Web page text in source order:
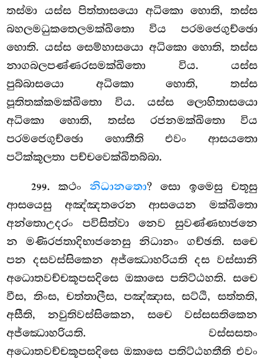
තස්මා යස්ස පිත්තාසයො අධිකො හොති, තස්ස
බහලමධුකතෙලමක්ඛිතො විය පරමජෙගුච්ඡො
හොති. යස්ස සෙම්හාසයො අධිකො හොති, තස්ස
නාගබලපණ්ණරසමක්ඛිතො විය. යස්ස
පුබ්බාසයො අධිකො හොති, තස්ස
පූතිතක්කමක්ඛිතො විය. යස්ස ලොහිතාසයො
අධිකො හොති, තස්ස රජනමක්ඛිතො විය
පරමජෙගුච්ඡො හොතීති එවං ආසයතො
පටික්කූලතා පච්චවෙක්ඛිතබ්බා.
299. කථංනිධානතො? සො ඉමෙසු චතූසු
ආසයෙසු අඤ්ඤතරෙන ආසයෙන මක්ඛිතො
අන්තොඋදරං පවිසිත්වා නෙව සුවණ්ණභාජනෙ
න මණිරජතාදිභාජනෙසු නිධානං ගච්ඡති. සචෙ
පන දසවස්සිකෙන අජ්ඣොහරියති දස වස්සානි
අධොතවච්චකූපසදිසෙ ඔකාසෙ පතිට්ඨහති. සචෙ
වීස, තිංස, චත්තාලීස, පඤ්ඤාස, සට්ඨි, සත්තති,
අසීති, නවුතිවස්සිකෙන, සචෙ වස්සසතිකෙන
අජ්ඣොහරියති. වස්සසතං
අධොතවච්චකූපසදිසෙඔකාසෙ පතිට්ඨහතීති එවං